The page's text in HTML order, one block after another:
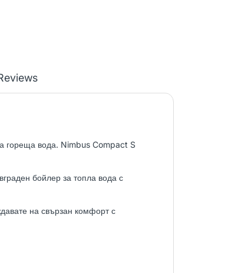
гореща вода. Nimbus Compact S
бойлер за топла вода с
на свързан комфорт с